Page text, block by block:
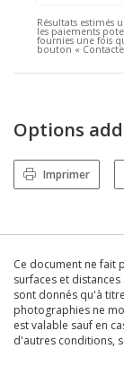
Résultats estimés
les paiements
fournies une fois
bouton «
Options
Imprimer
Ce document ne fait
surfaces et
sont donnés qu'à
photographies ne
est valable sauf en
d'autres conditions,